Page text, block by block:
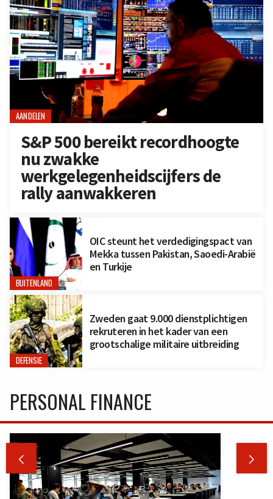
AANDELEN
S&P 500 bereikt recordhoogte
nu zwakke
werkgelegenheidscijfers de
rally aanwakkeren
BUITENLAND
OIC steunt het verdedigingspact van
Mekka tussen Pakistan, Saoedi-Arabië
en Turkije
DEFENSIE
Zweden gaat 9.000 dienstplichtigen
rekruteren in het kader van een
grootschalige militaire uitbreiding
PERSONAL FINANCE
 